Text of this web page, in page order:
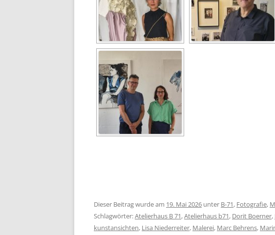
Dieser Beitrag wurde am 19. Mai 2026 unter B-71, Fotografie,
Schlagwörter:Atelierhaus B 71,Atelierhaus b71, Dorit Boerner,
kunstansichten, Lisa Niederreiter, Malerei, Marc Behrens,